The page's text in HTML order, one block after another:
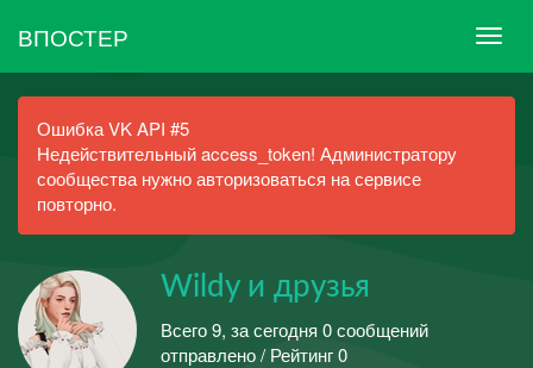
ВПОСТЕР
Ошибка VK API #5
Недействительный access_token! Администратору
сообщества нужно авторизоваться на сервисе
повторно.
Wildy и друзья
Всего 9, за сегодня 0 сообщений
отправлено / Рейтинг 0